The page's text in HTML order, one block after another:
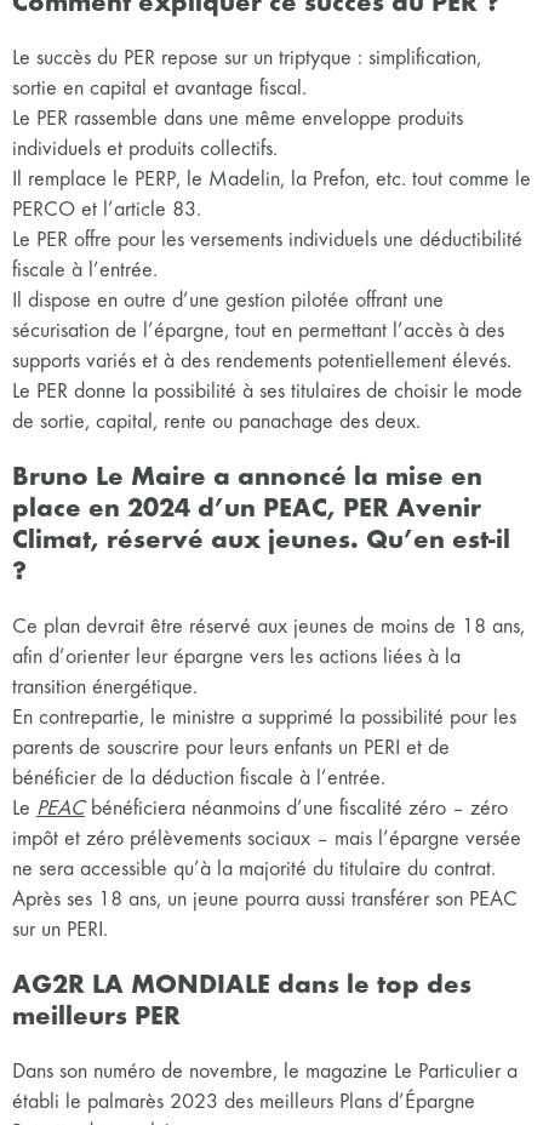
Le succès du PER repose sur un triptyque : simplification,
sortie en capital et avantage fiscal.
Le PER rassemble dans une même enveloppe produits
individuels et produits collectifs.
Il remplace le PERP, le Madelin, la Prefon, etc. tout comme le
PERCO et l’article 83.
Le PER offre pour les versements individuels une déductibilité
fiscale à l’entrée.
Il dispose en outre d’une gestion pilotée offrant une
sécurisation de l’épargne, tout en permettant l’accès à des
supports variés et à des rendements potentiellement élevés.
Le PER donne la possibilité à ses titulaires de choisir le mode
de sortie, capital, rente ou panachage des deux.
Bruno Le Maire a annoncé la mise en
place en 2024 d’un PEAC, PER Avenir
Climat, réservé aux jeunes. Qu’en est-il
?
Ce plan devrait être réservé aux jeunes de moins de 18 ans,
afin d’orienter leur épargne vers les actions liées à la
transition énergétique.
En contrepartie, le ministre a supprimé la possibilité pour les
parents de souscrire pour leurs enfants un PERI et de
bénéficier de la déduction fiscale à l’entrée.
Le PEACbénéficiera néanmoins d’une fiscalité zéro – zéro
impôt et zéro prélèvements sociaux – mais l’épargne versée
ne sera accessible qu’à la majorité du titulaire du contrat.
Après ses 18 ans, un jeune pourra aussi transférer son PEAC
sur un PERI.
AG2R LA MONDIALE dans le top des
meilleurs PER
Dans son numéro de novembre, le magazine Le Particulier a
établi le palmarès 2023 des meilleurs Plans d’Épargne